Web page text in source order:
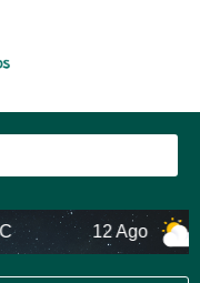
12 Ago